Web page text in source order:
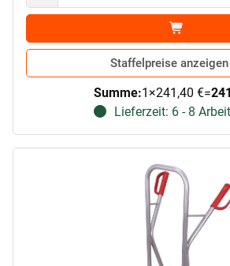
Staffelpreise anzeigen
Summe:1 ×241,40 €=
Lieferzeit: 6 - 8